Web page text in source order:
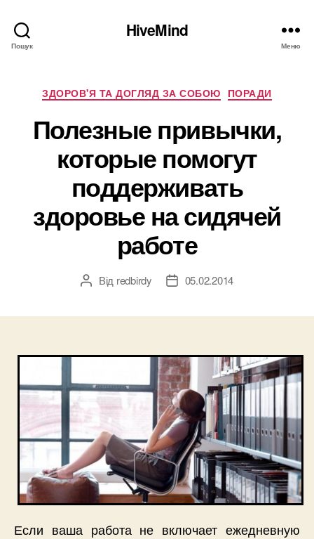
Пошук
HiveMind
Меню
Категорії
ЗДОРОВ'Я ТА ДОГЛЯД ЗА СОБОЮ ПОРАДИ
Полезные привычки,
которые помогут
поддерживать
здоровье на сидячей
работе
Автор
Від redbirdy
Дата05.02.2014
Если ваша работа не включает ежедневную